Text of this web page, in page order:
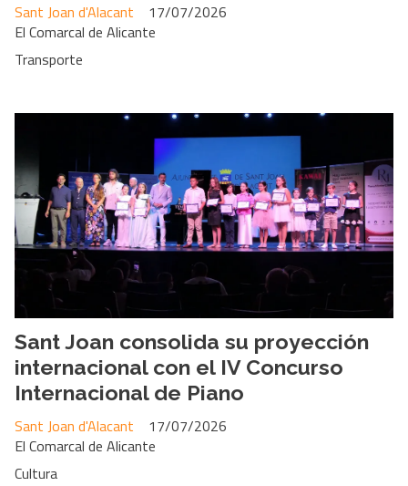
El Comarcal de Alicante
Sant Joan d'Alacant 17/07/2026
Transporte
Sant Joan consolida su proyección
internacional con el IV Concurso
Internacional de Piano
El Comarcal de Alicante
Sant Joan d'Alacant 17/07/2026
Cultura